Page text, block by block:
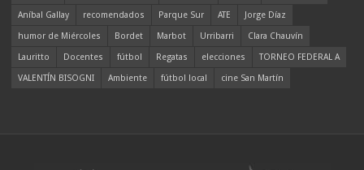
Aníbal Gallay
recomendados Parque Sur ATE
Jorge Díaz
humor de Miércoles
Bordet Marbot Urribarri
Clara Chauvín
Lauritto
Docentes fútbol Regatas elecciones
TORNEO FEDERAL A
VALENTÍN BISOGNI
Ambiente fútbol local cine San Martín